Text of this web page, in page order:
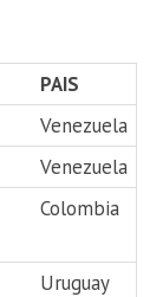
PAIS
Venezuela
Venezuela
Colombia
Uruguay